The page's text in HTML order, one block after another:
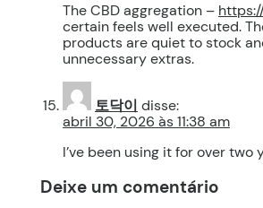
The CBD aggregation –
certain feels well executed.
products are quiet to stock
unnecessary extras.
토닥이 disse:
abril 30, 2026 às 11:38 am
I’ve been using it for over
Deixe um comentário